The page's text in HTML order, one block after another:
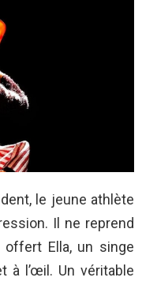
le jeune athlète
Il ne reprend
offert Ella, un singe
à l’œil. Un véritable